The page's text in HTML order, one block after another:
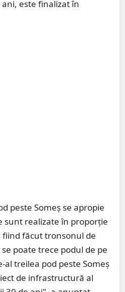
este finalizat în
peste Someș se apropie
sunt realizate în proporție
fiind făcut tronsonul de
poate trece podul de pe
al treilea pod peste Someș
de infrastructură al